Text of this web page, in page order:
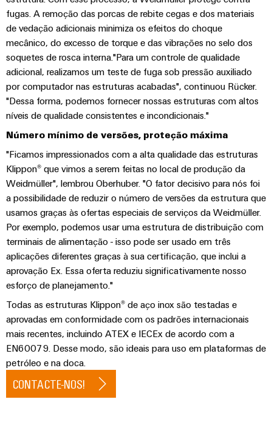
para
a
geração
comprovada
de
energia
Fabricantes
de
dispositivos
Soluções
de
conectividade
inovadoras
para
dispositivos
Fotovoltaico
Aproveitando
energia
solar
para
a
eficiência
de
recursos
Hidrogênio
O
hidrogênio
tecnologia
fundamental
IIoT
&
Software
de
Automação
Industrial
analytics
industrial
Segurança
industrial
Soluções
de
gerenciamento
de
energia
Plataforma
de
serviços
industriais
easyConnect
isolamento
e
transdutores
de
medição
Fontes
de
Carcaças
para
eletrônica
Proteção
contra
descargas
atmosféricas
e
sobretensões
PV
combiner
boxes
Distribuidores
Fieldbus
formação
e
seminários
Opções
de
pedido
digital
eShop
Interface
OCI
Interface
EDI
VISÃO
GERAL
&
Automation
Eventos
e
feiras
Feiras
eventos
globais
Experiência
digital
fugas. A remoção das porcas de rebite cegas e dos materiais
de vedação adicionais minimiza os efeitos do choque
mecânico, do excesso de torque e das vibrações no selo dos
soquetes de rosca interna."Para um controle de qualidade
adicional, realizamos um teste de fuga sob pressão auxiliado
por computador nas estruturas acabadas", continuou Rücker.
"Dessa forma, podemos fornecer nossas estruturas com altos
níveis de qualidade consistentes e incondicionais."
Número mínimo de versões, proteção máxima
"Ficamos impressionados com a alta qualidade das estruturas
Klippon® que vimos a serem feitas no local de produção da
Weidmüller", lembrou Oberhuber. "O fator decisivo para nós foi
a possibilidade de reduzir o número de versões da estrutura que
usamos graças às ofertas especiais de serviços da Weidmüller.
Por exemplo, podemos usar uma estrutura de distribuição com
terminais de alimentação - isso pode ser usado em três
aplicações diferentes graças à sua certificação, que inclui a
aprovação Ex. Essa oferta reduziu significativamente nosso
esforço de planejamento."
Todas as estruturas Klippon® de aço inox são testadas e
aprovadas em conformidade com os padrões internacionais
mais recentes, incluindo ATEX e IECEx de acordo com a
EN60079. Desse modo, são ideais para uso em plataformas de
petróleo e na doca.
CONTACTE-NOS!